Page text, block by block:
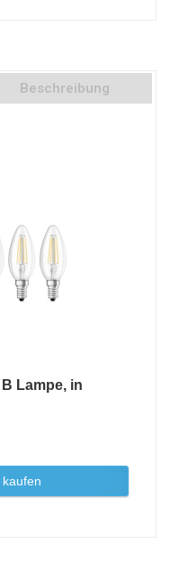
Beschreibung
Lampe, in
kaufen